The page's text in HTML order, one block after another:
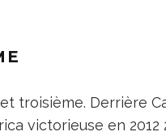
troisième. Derrière
victorieuse en 2012